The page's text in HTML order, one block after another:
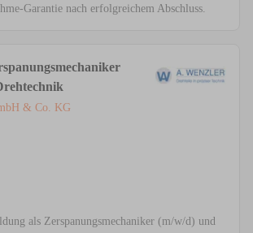
Garantie nach erfolgreichem Abschluss.
& Co. KG
als Zerspanungsmechaniker (m/w/d) und